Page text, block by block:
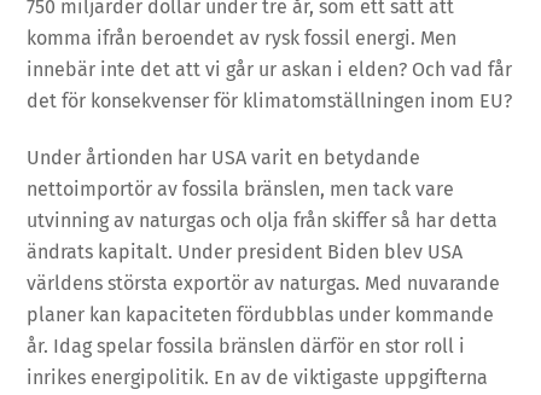
750 miljarder dollar under tre år, som ett sätt att
komma ifrån beroendet av rysk fossil energi. Men
innebär inte det att vi går ur askan i elden? Och vad får
det för konsekvenser för klimatomställningen inom EU?
Under årtionden har USA varit en betydande
nettoimportör av fossila bränslen, men tack vare
utvinning av naturgas och olja från skiffer så har detta
ändrats kapitalt. Under president Biden blev USA
världens största exportör av naturgas. Med nuvarande
planer kan kapaciteten fördubblas under kommande
år. Idag spelar fossila bränslen därför en stor roll i
inrikes energipolitik. En av de viktigaste uppgifterna